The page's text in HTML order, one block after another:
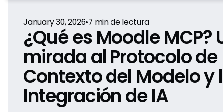
January 30, 2026•7 min de lectura
¿Qué es Moodle MCP?
mirada al Protocolo de
Contexto del Modelo y
Integración de IA